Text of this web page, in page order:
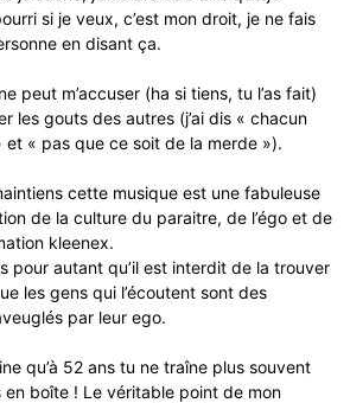
si je veux, c’est mon droit, je ne fais
en disant ça.
peut m’accuser (ha si tiens, tu l’as fait)
les gouts des autres (j’ai dis « chacun
et « pas que ce soit de la merde »).
cette musique est une fabuleuse
de la culture du paraitre, de l’égo et de
kleenex.
pour autant qu’il est interdit de la trouver
les gens qui l’écoutent sont des
par leur ego.
qu’à 52 ans tu ne traîne plus souvent
en boîte ! Le véritable point de mon